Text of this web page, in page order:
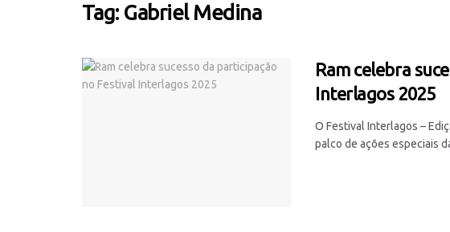
Tag: Gabriel Medina
Ram celebra
Interlagos 2025
O Festival Interlagos –
palco de ações especiais